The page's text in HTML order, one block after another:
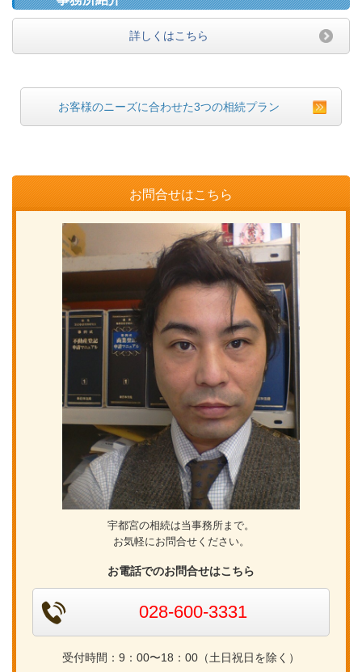
詳しくはこちら
お客様のニーズに合わせた3つの相続プラン
お問合せはこちら
宇都宮の相続は当事務所まで。
お気軽にお問合せください。
お電話でのお問合せはこちら
028-600-3331
受付時間：9：00〜18：00（土日祝日を除く）